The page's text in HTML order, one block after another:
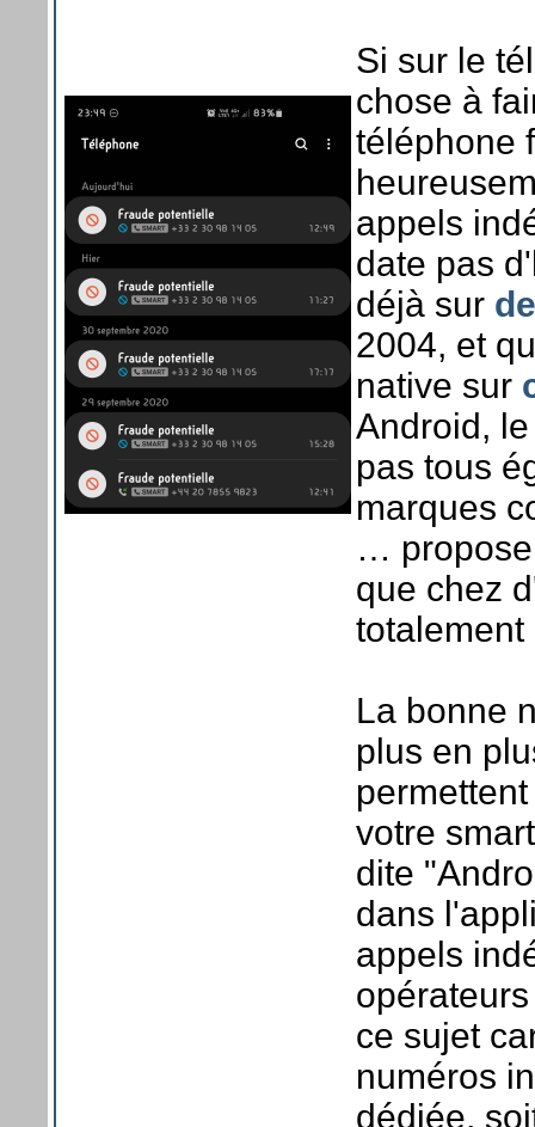
Si sur le
chose à
téléphone
appels
date pas
déjà sur
2004, et
native sur
Android,
pas tous
marques
…
que chez
La bonne
plus en
votre
dite
dans
appels
ce sujet
numéros
dédiée,